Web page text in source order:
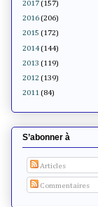
2017 (157)
2016 (206)
2015 (172)
2014 (144)
2013 (119)
2012 (139)
2011 (84)
S’abonner à
Articles
Commentaires